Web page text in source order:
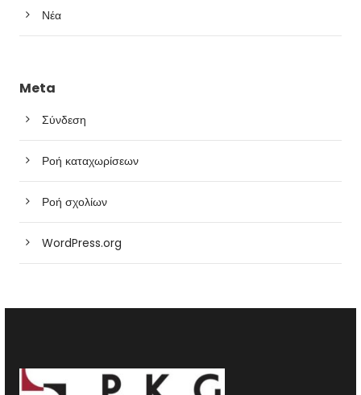
Νέα
Meta
Σύνδεση
Ροή καταχωρίσεων
Ροή σχολίων
WordPress.org